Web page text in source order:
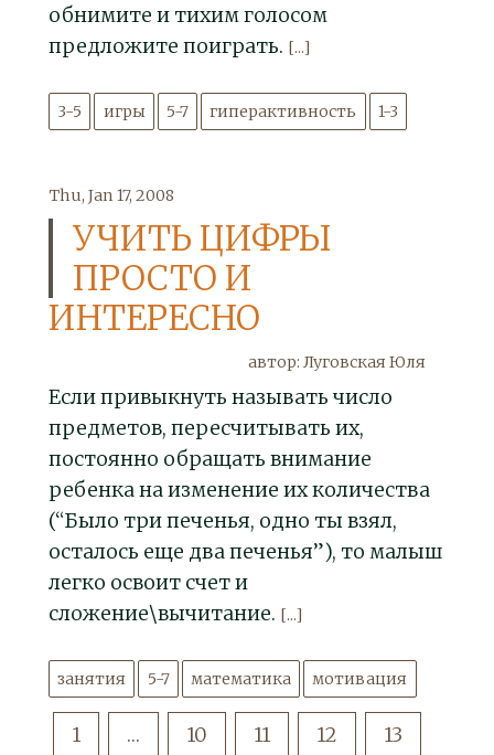
обнимите и тихим голосом
предложите поиграть. [...]
3-5 игры 5-7 гиперактивность 1-3
Thu, Jan 17, 2008
УЧИТЬ ЦИФРЫ
ПРОСТО И
ИНТЕРЕСНО
автор: Луговская Юля
Если привыкнуть называть число
предметов, пересчитывать их,
постоянно обращать внимание
ребенка на изменение их количества
(“Было три печенья, одно ты взял,
осталось еще два печенья”), то малыш
легко освоит счет и
сложение\вычитание. [...]
занятия 5-7 математика мотивация
1 … 10 11 12 13